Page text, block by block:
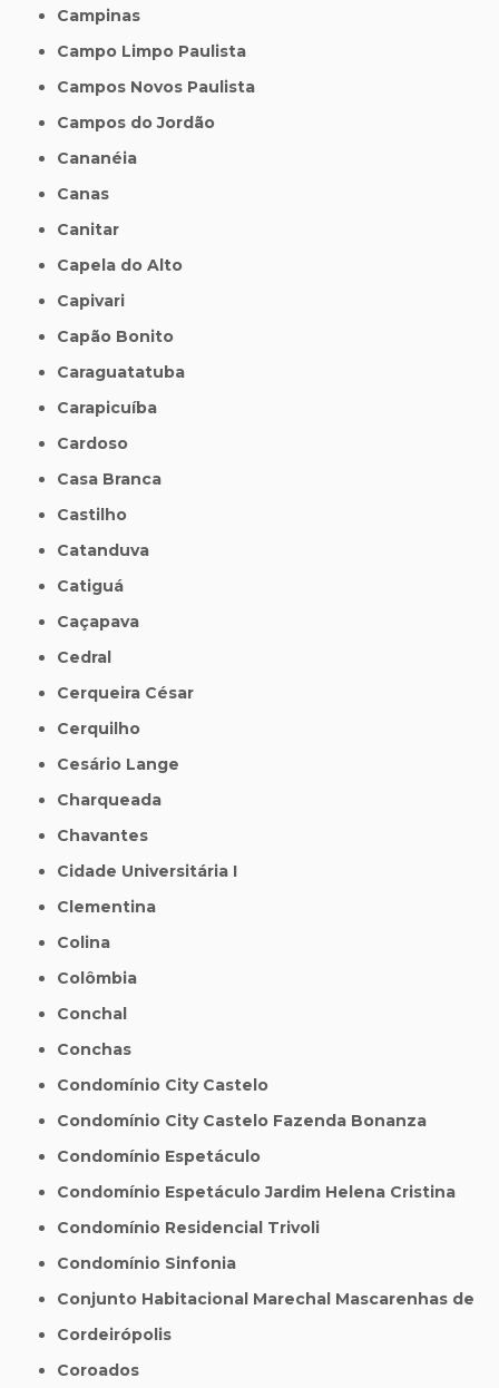
Campinas
Campo Limpo Paulista
Campos Novos Paulista
Campos do Jordão
Cananéia
Canas
Canitar
Capela do Alto
Capivari
Capão Bonito
Caraguatatuba
Carapicuíba
Cardoso
Casa Branca
Castilho
Catanduva
Catiguá
Caçapava
Cedral
Cerqueira César
Cerquilho
Cesário Lange
Charqueada
Chavantes
Cidade Universitária I
Clementina
Colina
Colômbia
Conchal
Conchas
Condomínio City Castelo
Condomínio City Castelo Fazenda Bonanza
Condomínio Espetáculo
Condomínio Espetáculo Jardim Helena Cristina
Condomínio Residencial Trivoli
Condomínio Sinfonia
Conjunto Habitacional Marechal Mascarenhas de
Cordeirópolis
Coroados